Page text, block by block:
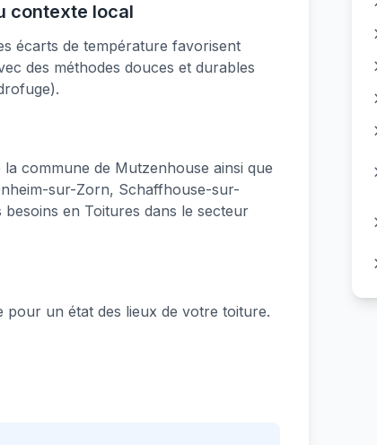
contexte local
écarts de température favorisent
des méthodes douces et durables
commune de Mutzenhouse ainsi que
sur-Zorn, Schaffhouse-sur-
en Toitures dans le secteur
un état des lieux de votre toiture.